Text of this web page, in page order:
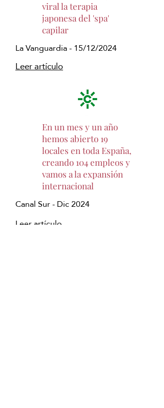
viral la terapia
japonesa del 'spa'
capilar
La Vanguardia - 15/12/2024
Leer artículo
En un mes y un año
hemos abierto 19
locales en toda España,
creando 104 empleos y
vamos a la expansión
internacional
Canal Sur - Dic 2024
Leer artículo